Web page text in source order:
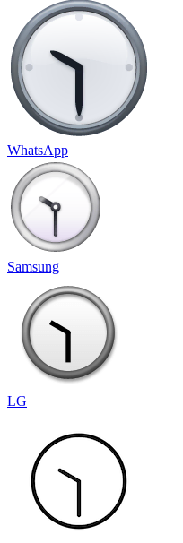
WhatsApp
Samsung
LG